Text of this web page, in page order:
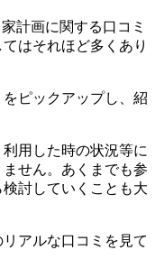
計画に関する口コミ
はそれほど多くあり
ピックアップし、紹
用した時の状況等に
せん。あくまでも参
討していくことも大
アルな口コミを見て